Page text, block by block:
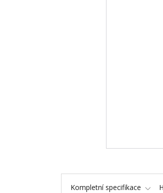
Kompletní specifikace